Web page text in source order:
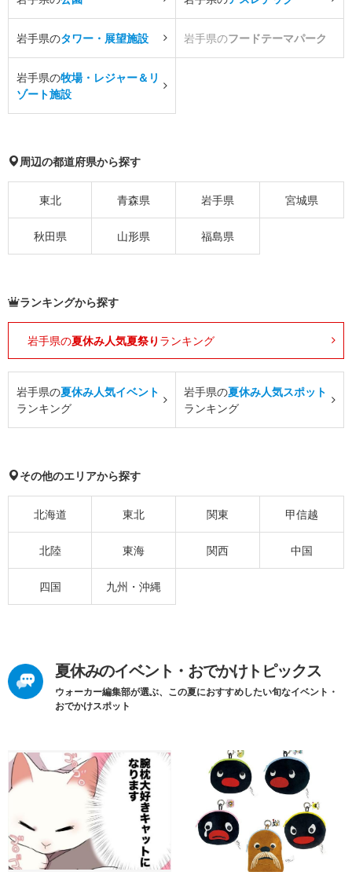
岩手県のタワー・展望施設 岩手県のフードテーマパーク
岩手県の牧場・レジャー＆リ
ゾート施設
周辺の都道府県から探す
東北 青森県 岩手県 宮城県
秋田県 山形県 福島県
ランキングから探す
岩手県の夏休み人気夏祭り ランキング
岩手県の夏休み人気イベント
ランキング
岩手県の夏休み人気スポット
ランキング
その他のエリアから探す
北海道 東北 関東 甲信越
北陸 東海 関西 中国
四国 九州・沖縄
夏休みのイベント・おでかけトピックス
ウォーカー編集部が選ぶ、この夏におすすめしたい旬なイベント・
おでかけスポット